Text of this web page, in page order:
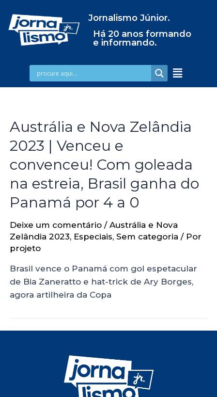
Jornalismo Júnior.
Há 20 anos formando
e informando.
Austrália e Nova Zelândia
2023 | Venceu e
convenceu! Com goleada
na estreia, Brasil ganha do
Panamá por 4 a 0
Deixe um comentário / Austrália e Nova
Zelândia 2023, Especiais, Sem categoria / Por
projeto
Brasil vence o Panamá com gol espetacular
de Bia Zaneratto e hat-trick de Ary Borges,
agora artilheira da Copa